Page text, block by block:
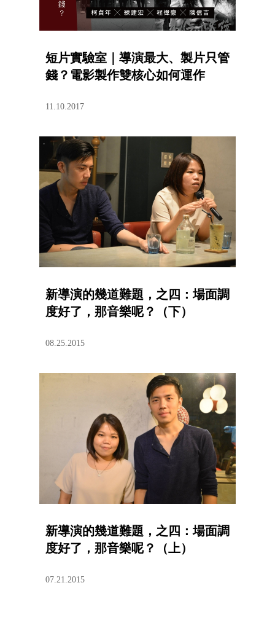
短片實驗室｜導演最大、製片只管
錢？電影製作雙核心如何運作
11.10.2017
新導演的幾道難題，之四：場面調
度好了，那音樂呢？（下）
08.25.2015
新導演的幾道難題，之四：場面調
度好了，那音樂呢？（上）
07.21.2015